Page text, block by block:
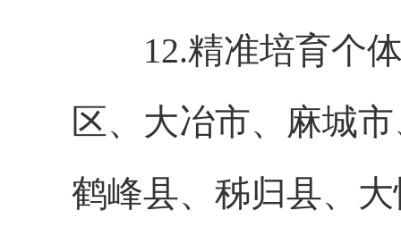
12.精准培育个体
区、大冶市、麻城
鹤峰县、秭归县、